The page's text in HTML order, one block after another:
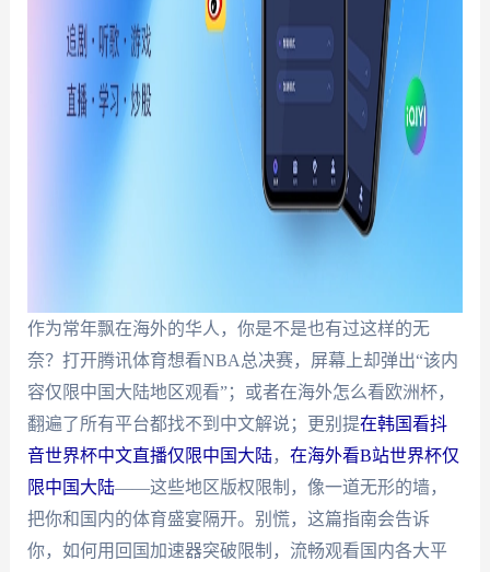
作为常年飘在海外的华人，你是不是也有过这样的无
奈？打开腾讯体育想看NBA总决赛，屏幕上却弹出“该内
容仅限中国大陆地区观看”；或者在海外怎么看欧洲杯，
翻遍了所有平台都找不到中文解说；更别提在韩国看抖
音世界杯中文直播仅限中国大陆， 在海外看B站世界杯仅
限中国大陆——这些地区版权限制，像一道无形的墙，
把你和国内的体育盛宴隔开。别慌，这篇指南会告诉
你，如何用回国加速器突破限制，流畅观看国内各大平